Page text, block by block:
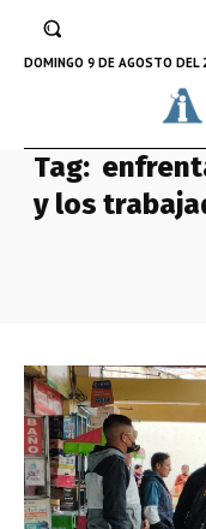
DOMINGO 9 DE AGOSTO DEL
Tag:
y los